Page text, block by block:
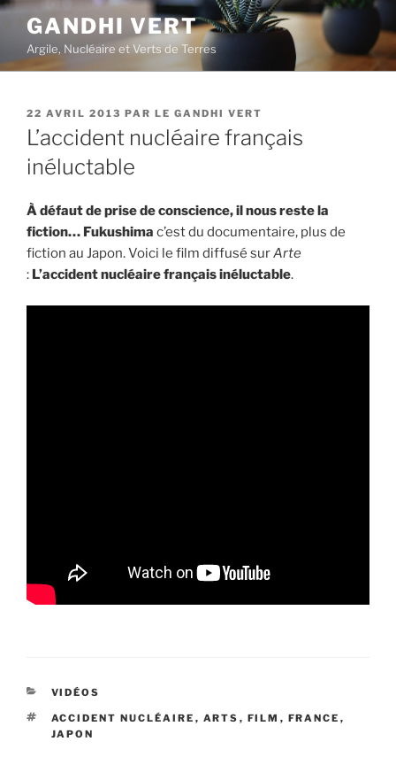
Aller
contenu
principal
GANDHI VERT
Argile, Nucléaire et Verts de Terres
PUBLIÉ
LE
22 AVRIL 2013 PAR LE GANDHI VERT
L’accident nucléaire français
inéluctable
À défaut de prise de conscience, il nous reste la
fiction… Fukushima c’est du documentaire, plus de
fiction au Japon. Voici le film diffusé surArte
: L’accident nucléaire français inéluctable.
CATÉGORIES
VIDÉOS
ÉTIQUETTES
ACCIDENT NUCLÉAIRE , ARTS , FILM , FRANCE ,
JAPON